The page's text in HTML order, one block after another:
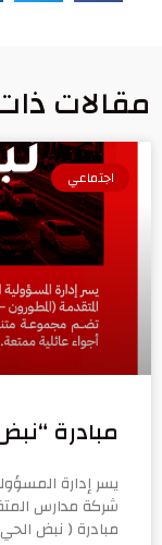
مقالات
اجتماعي
مبادرة
يسر إدارة
شركة مدارس
مبادرة ( نبض